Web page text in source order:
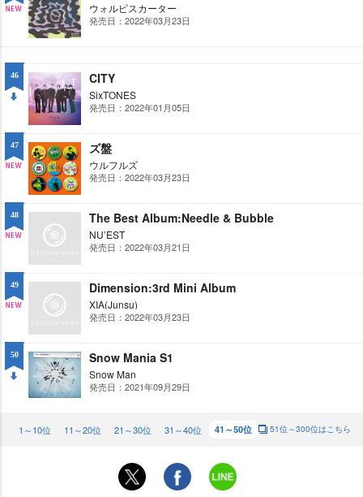
ウォルピスカーター
発売日：2022年03月23日
46
WN
CITY
SixTONES
発売日：2022年01月05日
47
W
ズ盤
ウルフルズ
発売日：2022年03月23日
48
W
The Best Album:Needle & Bubble
NU’EST
発売日：2022年03月21日
49
W
Dimension:3rd Mini Album
XIA(Junsu)
発売日：2022年03月23日
50 Snow Mania S1
Snow Man
発売日：2021年09月29日
1～10位 11～20位 21～30位 31～40位 41～50位 51位～300位はこちら